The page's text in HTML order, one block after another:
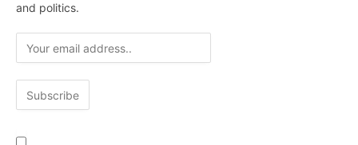
and politics.